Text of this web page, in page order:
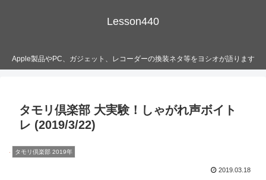
Lesson440
Apple製品やPC、ガジェット、レコーダーの換装ネタ等をヨシオが語ります
タモリ倶楽部 大実験！しゃがれ声ボイト
レ (2019/3/22)
タモリ倶楽部 2019年
2019.03.18